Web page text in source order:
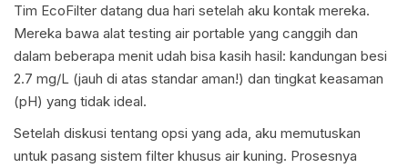
Tim EcoFilter datang dua hari setelah aku kontak mereka.
Mereka bawa alat testing air portable yang canggih dan
dalam beberapa menit udah bisa kasih hasil: kandungan besi
2.7 mg/L (jauh di atas standar aman!) dan tingkat keasaman
(pH) yang tidak ideal.
Setelah diskusi tentang opsi yang ada, aku memutuskan
untuk pasang sistem filter khusus air kuning. Prosesnya